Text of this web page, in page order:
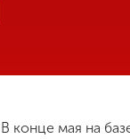
В конце мая на